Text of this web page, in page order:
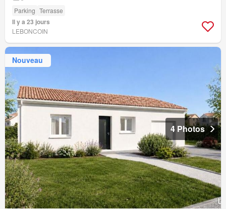
Parking Terrasse
Il y a 23 jours
LEBONCOIN
Nouveau
4 Photos